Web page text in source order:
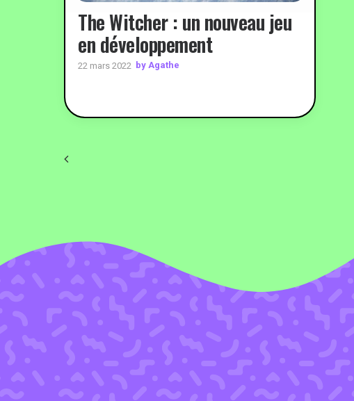
The Witcher : un nouveau jeu
en développement
22 mars 2022 by Agathe